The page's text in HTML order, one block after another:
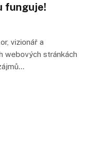
funguje!
vizionář a
webových stránkách